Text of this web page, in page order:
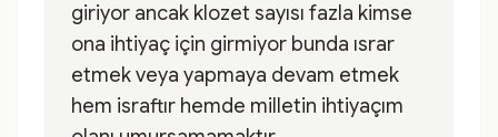
giriyor ancak klozet sayısı fazla kimse
ona ihtiyaç için girmiyor bunda ısrar
etmek veya yapmaya devam etmek
hem israftır hemde milletin ihtiyaçım